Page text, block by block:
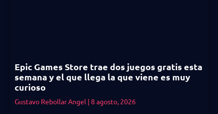
Epic Games Store trae dos juegos gratis esta
semana y el que llega la que viene es muy
curioso
Gustavo Rebollar Angel 8 agosto, 2026